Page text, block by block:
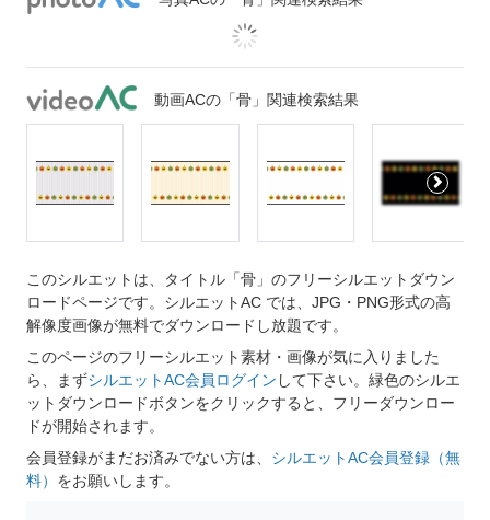
動画ACの「骨」関連検索結果
このシルエットは、タイトル「骨」のフリーシルエットダウン
ロードページです。シルエットAC では、JPG・PNG形式の高
解像度画像が無料でダウンロードし放題です。
このページのフリーシルエット素材・画像が気に入りました
ら、まずシルエットAC会員ログイン して下さい。緑色のシルエ
ットダウンロードボタンをクリックすると、フリーダウンロー
ドが開始されます。
会員登録がまだお済みでない方は、 シルエットAC会員登録（無
料） をお願いします。